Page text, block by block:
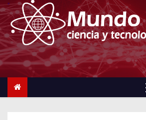
a
r
a
l
c
o